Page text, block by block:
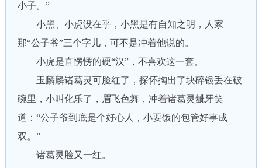
小子。”
小黑、小虎没在乎，小黑是有自知之明，人家
那“公子爷”三个字儿，可不是冲着他说的。
小虎是直愣愣的硬“汉”，不喜欢这一套。
玉麟麟诸葛灵可脸红了，探怀掏出了块碎银丢在破
碗里，小叫化乐了，眉飞色舞，冲着诸葛灵龇牙笑
道：“公子爷到底是个好心人，小要饭的包管好事成
双。”
诸葛灵脸又一红。